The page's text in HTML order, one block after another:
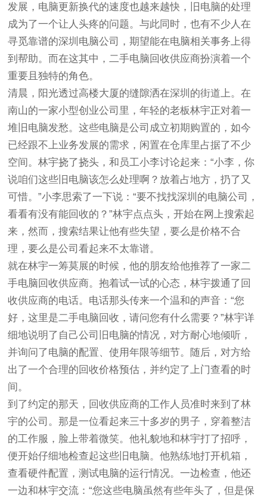
发展，电脑更新换代的速度也越来越快，旧电脑的处理
成为了一个让人头疼的问题。与此同时，也有不少人在
寻觅靠谱的深圳电脑公司，期望能在电脑相关事务上得
到帮助。而在这其中，二手电脑回收供应商扮演着一个
重要且独特的角色。
清晨，阳光透过高楼大厦的缝隙洒在深圳的街道上。在
南山的一家小型创业公司里，年轻的老板林宇正对着一
堆旧电脑发愁。这些电脑是公司成立初期购置的，如今
已经跟不上业务发展的需求，闲置在仓库里占据了不少
空间。林宇挠了挠头，和员工小李讨论起来：“小李，你
说咱们这些旧电脑该怎么处理啊？放着占地方，扔了又
可惜。”小李思索了一下说：“要不找找深圳的电脑公司，
看看有没有能回收的？”林宇点点头，开始在网上搜索起
来，然而，搜索结果让他有些失望，要么是价格不合
理，要么是公司看起来不太靠谱。
就在林宇一筹莫展的时候，他的朋友给他推荐了一家二
手电脑回收供应商。抱着试一试的心态，林宇拨通了回
收供应商的电话。电话那头传来一个温和的声音：“您
好，这里是二手电脑回收，请问您有什么需要？”林宇详
细地说明了自己公司旧电脑的情况，对方耐心地倾听，
并询问了电脑的配置、使用年限等细节。随后，对方给
出了一个合理的回收价格预估，并约定了上门查看的时
间。
到了约定的那天，回收供应商的工作人员准时来到了林
宇的公司。那是一位看起来三十多岁的男子，穿着整洁
的工作服，脸上带着微笑。他礼貌地和林宇打了招呼，
便开始仔细地检查起这些旧电脑。他熟练地打开机箱，
查看硬件配置，测试电脑的运行情况。一边检查，他还
一边和林宇交流：“您这些电脑虽然有些年头了，但是保